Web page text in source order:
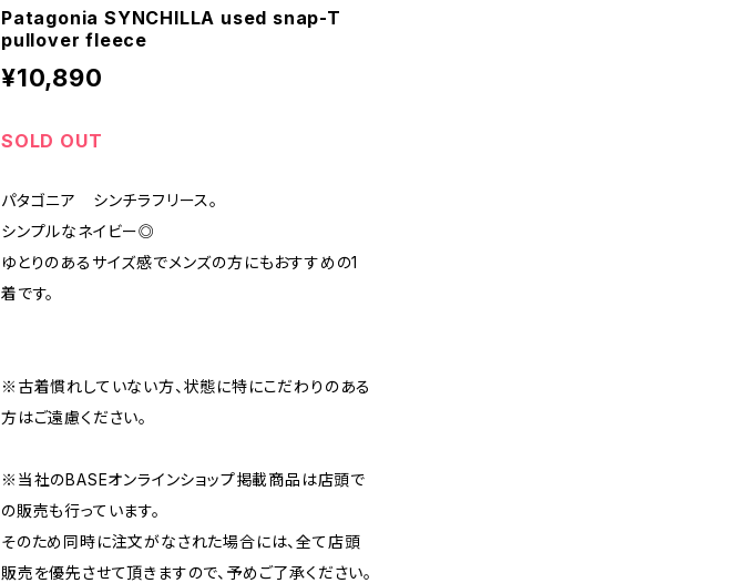
Patagonia SYNCHILLA used snap-T
pullover fleece
¥10,890
SOLD OUT
パタゴニア シンチラフリース。
シンプルなネイビー◎
ゆとりのあるサイズ感でメンズの方にもおすすめの1
着です。
※古着慣れしていない方、状態に特にこだわりのある
方はご遠慮ください。
※当社のBASEオンラインショップ掲載商品は店頭で
の販売も行っています。
そのため同時に注文がなされた場合には、全て店頭
販売を優先させて頂きますので、予めご了承ください。